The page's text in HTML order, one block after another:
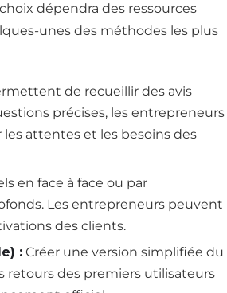
dépendra des ressources
unes des méthodes les plus
de recueillir des avis
précises, les entrepreneurs
attentes et les besoins des
en face à face ou par
Les entrepreneurs peuvent
des clients.
: Créer une version simplifiée du
retours des premiers utilisateurs